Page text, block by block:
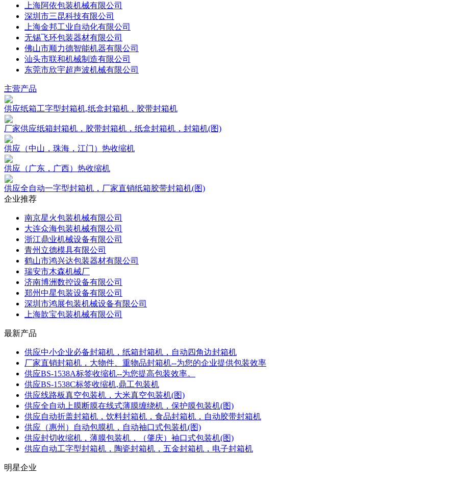
上海阿依包装机械有限公司
深圳市三昆科技有限公司
上海金邦工业自动化有限公司
无锡飞环包装器材有限公司
佛山市顺力德智能机器有限公司
汕头市联和机械制造有限公司
东莞市欣宇超声波机械有限公司
主营产品
供应纸箱工字型封箱机,纸盒封箱机，胶带封箱机
厂家供应纸箱封箱机，胶带封箱机，纸盒封箱机，封箱机(图)
供应（中山，珠海，江门）热收缩机
供应（广东，广西）热收缩机
供应全自动一字型封箱机，厂家直销纸箱胶带封箱机(图)
企业推荐
南京星火包装机械有限公司
大连众海包装机械有限公司
浙江鼎业机械设备有限公司
青州立德模具有限公司
鹤山市鸿兴达包装器材有限公司
瑞安市木森机械厂
济南博洲数控设备有限公司
郑州中星包装设备有限公司
深圳市鸿展包装机械设备有限公司
上海歆宝包装机械有限公司
最新产品
供应中小企业必备封箱机，纸箱封箱机，自动四角边封箱机
厂家直销封箱机，大物件、重物品封箱机--为您的企业提供包装效率
供应BS-1538A标签收缩机--为您提高包装效率。
供应BS-1538C标签收缩机,鼎工包装机
供应线路板真空包装机，大米真空包装机(图)
供应全自动上膜断膜在线式薄膜缠绕机，保护膜包装机(图)
供应自动折盖封箱机，饮料封箱机，食品封箱机，自动胶带封箱机
供应（惠州）自动包膜机，自动袖口式包装机(图)
供应封切收缩机，薄膜包装机，（肇庆）袖口式包装机(图)
供应自动工字型封箱机，陶瓷封箱机，五金封箱机，电子封箱机
明星企业